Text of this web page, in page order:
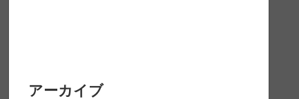
アーカイブ